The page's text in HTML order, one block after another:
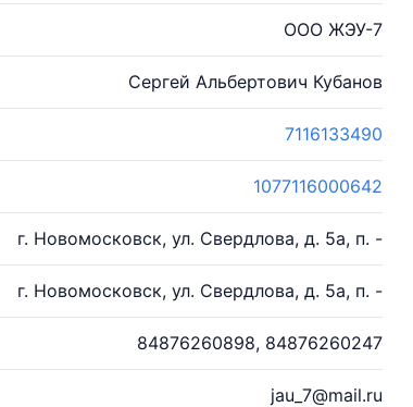
ООО ЖЭУ-7
Сергей Альбертович Кубанов
7116133490
1077116000642
г. Новомосковск, ул. Свердлова, д. 5а, п. -
г. Новомосковск, ул. Свердлова, д. 5а, п. -
84876260898, 84876260247
jau_7@mail.ru